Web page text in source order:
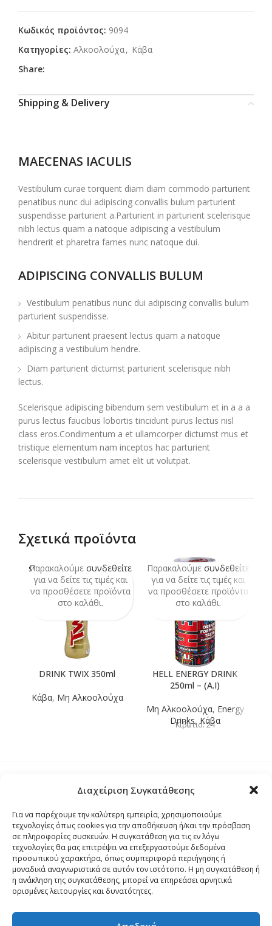
Διαχείριση Συγκατάθεσης
Για να παρέχουμε την καλύτερη εμπειρία, χρησιμοποιούμε
τεχνολογίες όπως cookies για την αποθήκευση ή/και την πρόσβαση
σε πληροφορίες συσκευών. Η συγκατάθεση για τις εν λόγω
τεχνολογίες θα μας επιτρέψει να επεξεργαστούμε δεδομένα
προσωπικού χαρακτήρα, όπως συμπεριφορά περιήγησης ή
μοναδικά αναγνωριστικά σε αυτόν τον ιστότοπο. Η μη συγκατάθεση ή
η ανάκληση της συγκατάθεσης, μπορεί να επηρεάσει αρνητικά
ορισμένες λειτουργίες και δυνατότητες.
Κωδικός προϊόντος: 9094
Κατηγορίες: Αλκοολούχα, Κάβα
Share:
Shipping & Delivery
MAECENAS IACULIS
Vestibulum curae torquent diam diam commodo parturient
penatibus nunc dui adipiscing convallis bulum parturient
suspendisse parturient a.Parturient in parturient scelerisque
nibh lectus quam a natoque adipiscing a vestibulum
hendrerit et pharetra fames nunc natoque dui.
ADIPISCING CONVALLIS BULUM
Vestibulum penatibus nunc dui adipiscing convallis bulum
parturient suspendisse.
Abitur parturient praesent lectus quam a natoque
adipiscing a vestibulum hendre.
Diam parturient dictumst parturient scelerisque nibh
lectus.
Scelerisque adipiscing bibendum sem vestibulum et in a a a
purus lectus faucibus lobortis tincidunt purus lectus nisl
class eros.Condimentum a et ullamcorper dictumst mus et
tristique elementum nam inceptos hac parturient
scelerisque vestibulum amet elit ut volutpat.
Σχετικά προϊόντα
SOLD
OUT
DRINK TWIX 350ml
Κάβα, Μη Αλκοολούχα
Παρακαλούμε συνδεθείτε
για να δείτε τις τιμές και
να προσθέσετε προϊόντα
στο καλάθι.
HELL ENERGY DRINK
250ml – (A.I)
Μη Αλκοολούχα, Energy
Drinks,Κάβα
Κιβώτιο: 24
Παρακαλούμε συνδεθείτε
για να δείτε τις τιμές και
να προσθέσετε προϊόντα
στο καλάθι.
Τρόποι Αποστολής
Τρόποι Αγοράς – Πληρωμής – Επιστρόφης
Όροι και Προϋποθέσεις
Δήλωση Απορρήτου